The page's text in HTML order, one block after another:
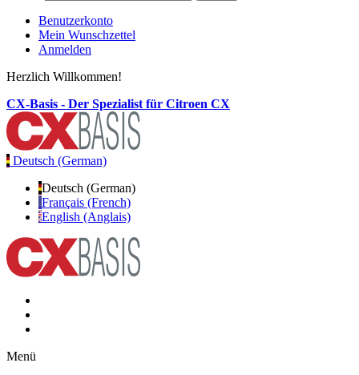
Benutzerkonto
Mein Wunschzettel
Anmelden
Herzlich Willkommen!
CX-Basis - Der Spezialist für Citroen CX
Deutsch (German)
Deutsch (German)
Français (French)
English (Anglais)
Menü